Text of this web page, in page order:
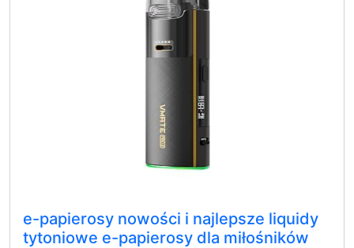
e-papierosy nowości i najlepsze liquidy
tytoniowe e-papierosy dla miłośników